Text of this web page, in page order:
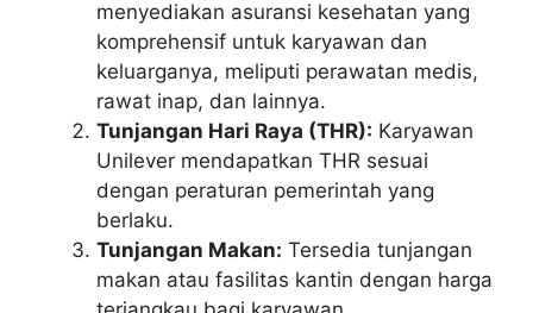
menyediakan asuransi kesehatan yang
komprehensif untuk karyawan dan
keluarganya, meliputi perawatan medis,
rawat inap, dan lainnya.
Tunjangan Hari Raya (THR): Karyawan
Unilever mendapatkan THR sesuai
dengan peraturan pemerintah yang
berlaku.
Tunjangan Makan: Tersedia tunjangan
makan atau fasilitas kantin dengan harga